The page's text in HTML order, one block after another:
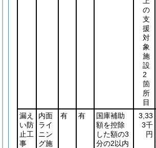
の
支
援
対
象
施
設
2
箇
所
目
漏え
い防
止工
事
内面
ライ
ニン
グ施
有 有
国庫補助
額を控除
した額の3
分の2以内
3,33
3千
円